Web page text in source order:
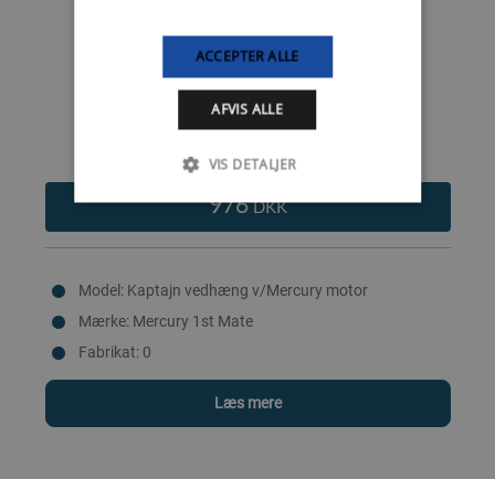
976DKK
Model: Kaptajn vedhæng v/Mercury motor
Mærke: Mercury 1st Mate
Fabrikat: 0
Læs mere
ACCEPTER ALLE
AFVIS ALLE
VIS DETALJER